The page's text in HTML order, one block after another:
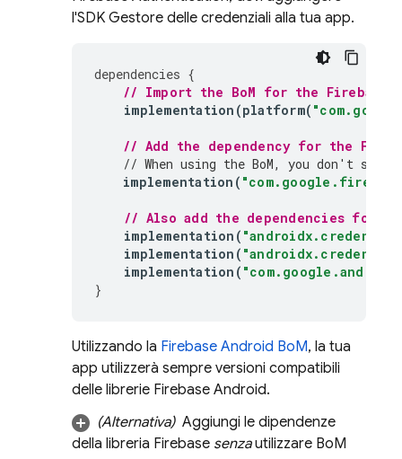
l'SDK Gestore delle credenziali alla tua app.
dependencies {
// Import the BoM for the Firebase
implementation (platform(
// Add the dependency for the
// When using the BoM, you don't
implementation (
// Also add the dependencies for
implementation (
implementation (
implementation (
}
Utilizzando la Firebase Android BoM, la tua
app utilizzerà sempre versioni compatibili
delle librerie Firebase Android.
(Alternativa)Aggiungi le dipendenze
della libreria Firebase senzautilizzare BoM